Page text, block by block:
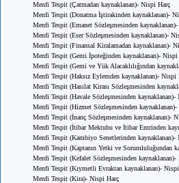
Menfi Tespit (Çatmadan kaynaklanan)- Nispi Harç
Menfi Tespit (Donatma İştirakinden kaynaklanan)-
Menfi Tespit (Emanet Sözleşmesinden
Menfi Tespit (Eser Sözleşmesinden kaynaklanan)-
Menfi Tespit (Finansal Kiralamadan kaynaklanan)-
Menfi Tespit (Gemi İpoteğinden kaynaklanan)- Nispi
Menfi Tespit (Gemi ve Yük Alacaklılığından
Menfi Tespit (Haksız Eylemden kaynaklanan)- Nispi
Menfi Tespit (Hasılat Kirası Sözleşmesinden
Menfi Tespit (Havale Sözleşmesinden kaynaklanan)-
Menfi Tespit (Hizmet Sözleşmesinden
Menfi Tespit (İnanç Sözleşmesinden kaynaklanan)-
Menfi Tespit (İtibar Mektubu ve İtibar Emrinden
Menfi Tespit (Kambiyo Senetlerinden kaynaklanan)-
Menfi Tespit (Kaptanın Yetki ve Sorumluluğundan
Menfi Tespit (Kefalet Sözleşmesinden kaynaklanan)-
Menfi Tespit (Kıymetli Evraktan kaynaklanan)-
Menfi Tespit (Kira)- Nispi Harç